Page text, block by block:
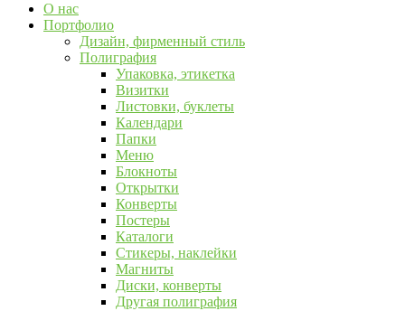
О нас
Портфолио
Дизайн, фирменный стиль
Полиграфия
Упаковка, этикетка
Визитки
Листовки, буклеты
Календари
Папки
Меню
Блокноты
Открытки
Конверты
Постеры
Каталоги
Стикеры, наклейки
Магниты
Диски, конверты
Другая полиграфия